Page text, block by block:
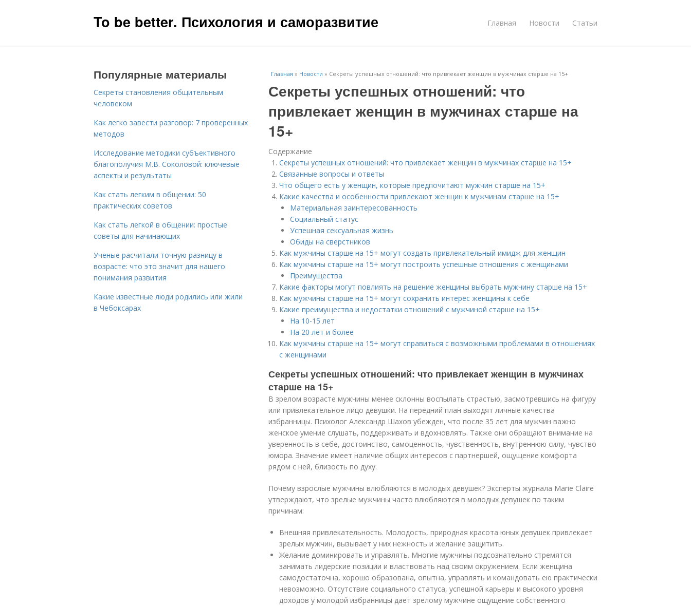
To be better. Психология и саморазвитие Главная Новости Статьи
Главная » Новости » Секреты успешных отношений: что привлекает женщин в мужчинах старше на 15+
Секреты успешных отношений: что
привлекает женщин в мужчинах старше на
15+
Содержание
Секреты успешных отношений: что привлекает женщин в мужчинах старше на 15+
Связанные вопросы и ответы
Что общего есть у женщин, которые предпочитают мужчин старше на 15+
Какие качества и особенности привлекают женщин к мужчинам старше на 15+
Материальная заинтересованность
Социальный статус
Успешная сексуальная жизнь
Обиды на сверстников
Как мужчины старше на 15+ могут создать привлекательный имидж для женщин
Как мужчины старше на 15+ могут построить успешные отношения с женщинами
Преимущества
Какие факторы могут повлиять на решение женщины выбрать мужчину старше на 15+
Как мужчины старше на 15+ могут сохранить интерес женщины к себе
Какие преимущества и недостатки отношений с мужчиной старше на 15+
На 10-15 лет
На 20 лет и более
Как мужчины старше на 15+ могут справиться с возможными проблемами в отношениях
с женщинами
Секреты успешных отношений: что привлекает женщин в мужчинах
старше на 15+
В зрелом возрасте мужчины менее склонны воспылать страстью, засмотревшись на фигуру
или привлекательное лицо девушки. На передний план выходят личные качества
избранницы. Психолог Александр Шахов убежден, что после 35 лет для мужчин важно
женское умение слушать, поддерживать и вдохновлять. Также они обращают внимание на
уверенность в себе, достоинство, самоценность, чувственность, внутреннюю силу, чувство
юмора. Значение имеет наличие общих интересов с партнершей, ощущение комфорта
рядом с ней, близость по духу.
Почему взрослые мужчины влюбляются в молодых девушек? Эксперты журнала Marie Claire
утверждают, что зрелые мужчины часто влюбляются в молодых девушек по таким
причинам:
Внешняя привлекательность. Молодость, природная красота юных девушек привлекает
зрелых мужчин, вызывает у них нежность и желание защитить.
Желание доминировать и управлять. Многие мужчины подсознательно стремятся
занимать лидерские позиции и властвовать над своим окружением. Если женщина
самодостаточна, хорошо образована, опытна, управлять и командовать ею практически
невозможно. Отсутствие социального статуса, успешной карьеры и высокого уровня
доходов у молодой избранницы дает зрелому мужчине ощущение собственного
Популярные материалы
Секреты становления общительным
человеком
Как легко завести разговор: 7 проверенных
методов
Исследование методики субъективного
благополучия М.В. Соколовой: ключевые
аспекты и результаты
Как стать легким в общении: 50
практических советов
Как стать легкой в общении: простые
советы для начинающих
Ученые расчитали точную разницу в
возрасте: что это значит для нашего
понимания развития
Какие известные люди родились или жили
в Чебоксарах